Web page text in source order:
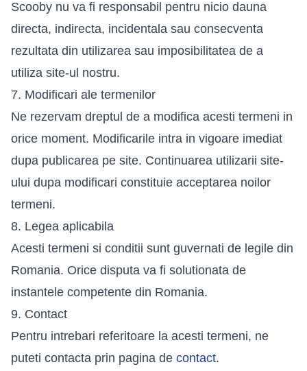
Scooby nu va fi responsabil pentru nicio dauna
directa, indirecta, incidentala sau consecventa
rezultata din utilizarea sau imposibilitatea de a
utiliza site-ul nostru.
7. Modificari ale termenilor
Ne rezervam dreptul de a modifica acesti termeni in
orice moment. Modificarile intra in vigoare imediat
dupa publicarea pe site. Continuarea utilizarii site-
ului dupa modificari constituie acceptarea noilor
termeni.
8. Legea aplicabila
Acesti termeni si conditii sunt guvernati de legile din
Romania. Orice disputa va fi solutionata de
instantele competente din Romania.
9. Contact
Pentru intrebari referitoare la acesti termeni, ne
puteti contacta prin pagina de contact.